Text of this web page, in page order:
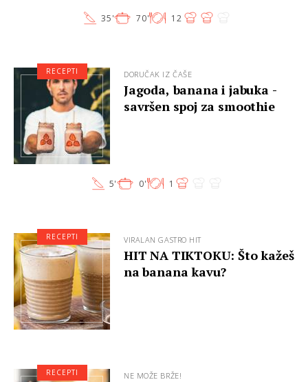
35' 70' 12
DORUČAK IZ ČAŠE
Jagoda, banana i jabuka -
savršen spoj za smoothie
5' 0' 1
RECEPTI
VIRALAN GASTRO HIT
HIT NA TIKTOKU: Što kažeš
na banana kavu?
RECEPTI
NE MOŽE BRŽE!
RECEPTI